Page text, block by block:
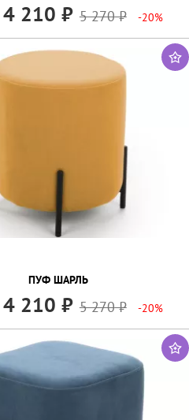
4 210 5 270 -20%
ПУФ ШАРЛЬ
4 210 5 270 -20%